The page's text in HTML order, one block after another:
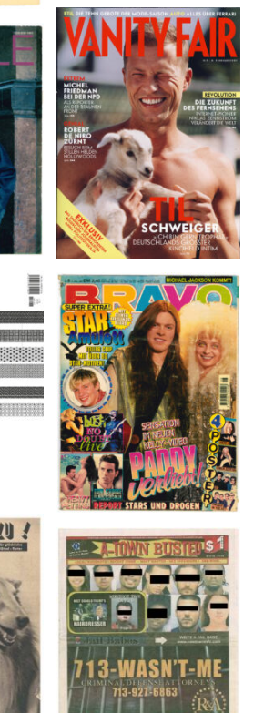
VANITY FAIR – Nr. 7 –
8. Februar 2007
BRAVO – Nr. 8, 13. Febr.
1997
A-TOWN BUSTED –
8/15/16–9/1/16